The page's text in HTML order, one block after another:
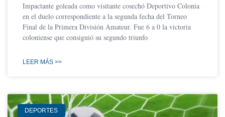
Impactante goleada como visitante cosechó Deportivo Colonia
en el duelo correspondiente a la segunda fecha del Torneo
Final de la Primera División Amateur. Fue 6 a 0 la victoria
coloniense que consiguió su segundo triunfo
LEER MÁS >>
DEPORTES